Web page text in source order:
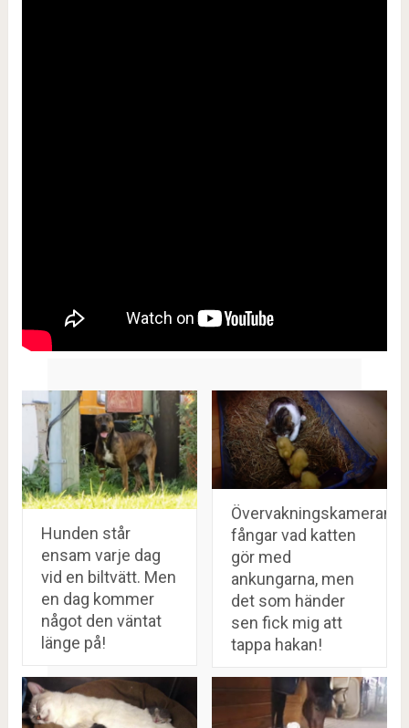
Hunden står
ensam varje dag
vid en biltvätt. Men
en dag kommer
något den väntat
länge på!
Övervakningskameran
fångar vad katten
gör med
ankungarna, men
det som händer
sen fick mig att
tappa hakan!